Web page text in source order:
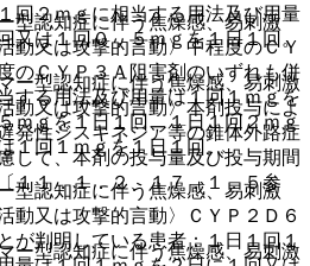
型認知症に伴う焦燥感、易刺激
動又は攻撃的言動〉中程度のＣＹ
のＣＹＰ３Ａ阻害剤のいずれも併
する用法及び用量は１回１ｍｇを
ｍｇを１日１回、１日１回２ｍｇ
１回１ｍｇを１日１回。
認知症に伴う焦燥感、易刺激
動又は攻撃的言動〉ＣＹＰ２Ｄ６
が判明している患者：１日１回１
回２ｍｇに相当する用法及び用量
又は１回０．５ｍｇを１日１回。
ー型認知症に伴う焦燥感、易刺激
動又は攻撃的言動〉本剤投与によ
発性ジスキネジア等の錐体外路症
して、本剤の投与量及び投与期間
１１．１．２、１７．１．５参
型認知症に伴う焦燥感、易刺激